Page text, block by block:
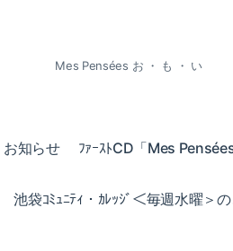
Mes Pensées お ・ も ・ い
お知らせ ﾌｧｰｽﾄCD「Mes
池袋ｺﾐｭﾆﾃｨ・ｶﾚｯｼﾞ＜毎週水曜＞